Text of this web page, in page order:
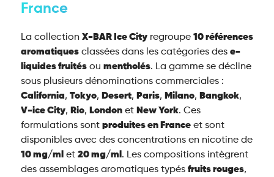
France
La collection X-BAR Ice Cityregroupe 10 références
aromatiquesclassées dans les catégories des e-
liquides fruitésou mentholés. La gamme se décline
sous plusieurs dénominations commerciales :
California, Tokyo, Desert, Paris, Milano, Bangkok,
V-ice City, Rio, Londonet New York. Ces
formulations sont produites en Franceet sont
disponibles avec des concentrations en nicotine de
10 mg/ml et 20 mg/ml . Les compositions intègrent
des assemblages aromatiques typés fruits rouges,